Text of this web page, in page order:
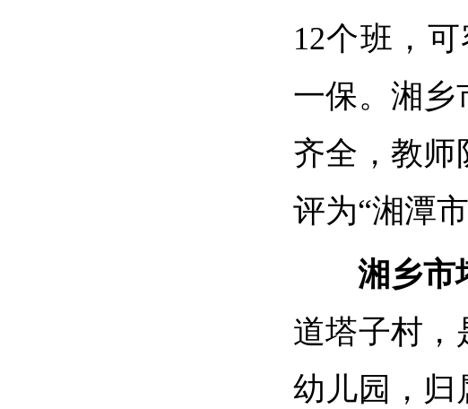
12个班，
一保。湘乡
齐全，教师
评为“湘潭
湘乡市
道塔子村，
幼儿园，归